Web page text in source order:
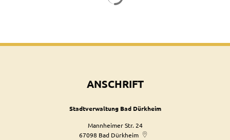
ANSCHRIFT
Stadtverwaltung Bad Dürkheim
Mannheimer Str. 24
67098 Bad Dürkheim